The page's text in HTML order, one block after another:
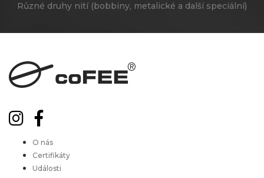
Různé druhy nití (bobbiny, metalické a další speciální)
O nás
Certifikáty
Události